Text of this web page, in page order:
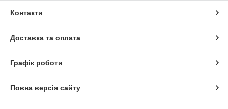
Контакти
Доставка та оплата
Графік роботи
Повна версія сайту